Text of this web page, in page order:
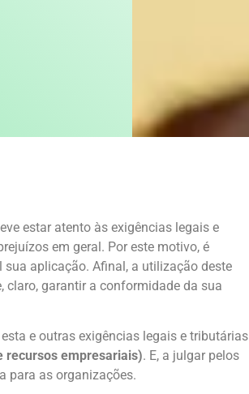
estar atento às exigências legais e
em geral. Por este motivo, é
sua aplicação. Afinal, a utilização deste
claro, garantir a conformidade da sua
e outras exigências legais e tributárias
recursos empresariais). E, a julgar pelos
para as organizações.